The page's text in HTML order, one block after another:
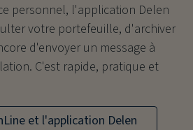
personnel, l'application Delen
votre portefeuille, d'archiver
d'envoyer un message à
C'est rapide, pratique et
et l'application Delen